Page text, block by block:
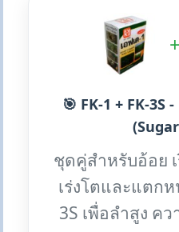
+
🎯 FK-1 + FK-3S
ชุดคู่สำหรับอ้อย
เร่งโตและแตก
3S เพื่อลำสูง ค